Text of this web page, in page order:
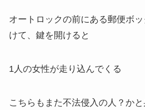
オートロックの前にある郵便ボ
けて、鍵を開けると
1人の女性が走り込んでくる
こちらもまた不法侵入の人？か